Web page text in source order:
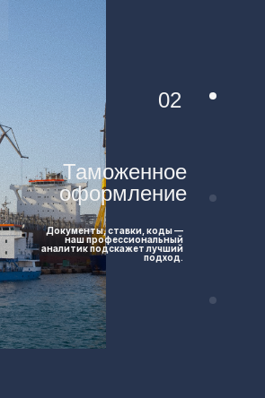
02
Таможенное
оформление
Документы, ставки, коды —
наш профессиональный
аналитик подскажет лучший
подход.